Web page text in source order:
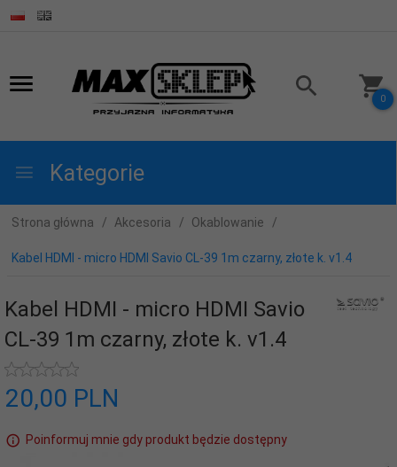
0
Kategorie
Strona główna Akcesoria Okablowanie
Kabel HDMI - micro HDMI Savio CL-39 1m czarny, złote k. v1.4
Kabel HDMI - micro HDMI Savio
CL-39 1m czarny, złote k. v1.4
20,00 PLN
Poinformuj mnie gdy produkt będzie dostępny